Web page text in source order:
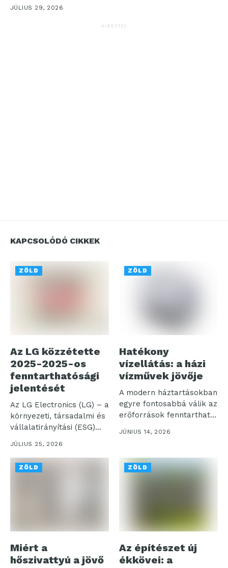
JÚLIUS 29, 2026
HIRDETÉS
KAPCSOLÓDÓ CIKKEK
ZÖLD
Az LG közzétette
2025-2025-os
fenntarthatósági
jelentését
Az LG Electronics (LG) – a
környezeti, társadalmi és
vállalatirányítási (ESG)
menedzsment...
JÚLIUS 25, 2026
ZÖLD
Hatékony
vízellátás: a házi
vízművek jövője
A modern háztartásokban
egyre fontosabbá válik az
erőforrások fenntartható
kezelése, ennek egyik...
JÚNIUS 14, 2026
ZÖLD
Miért a
hőszivattyú a jövő
ZÖLD
Az építészet új
ékkövei: a